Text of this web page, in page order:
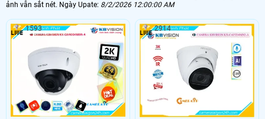
ảnh vẫn sắt nét. Ngày Upate: 8/2/2026 12:00:00 AM
1593 2914